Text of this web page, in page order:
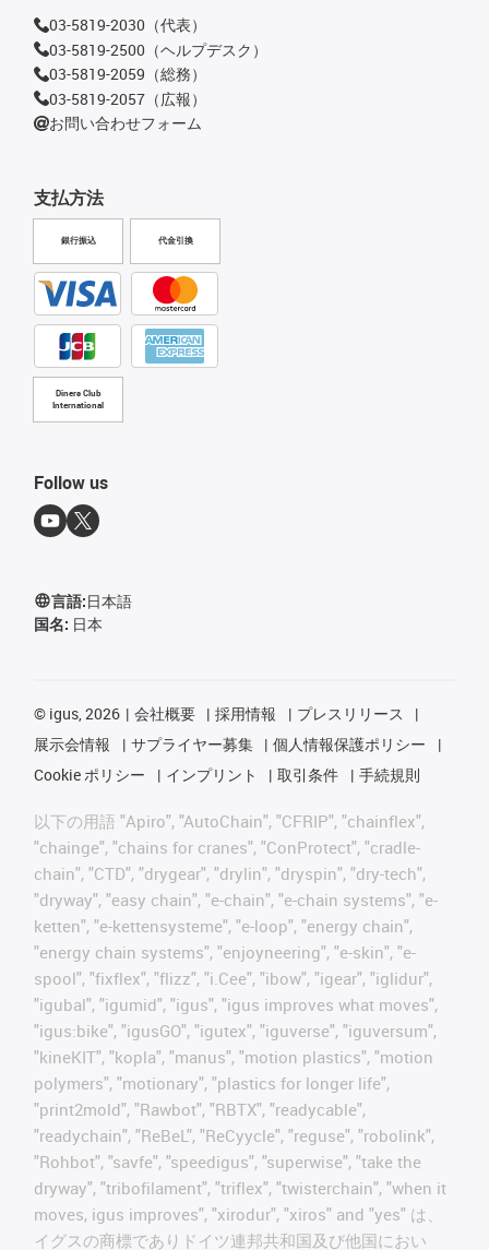
支払方法
銀行振込 代金引換
Diners Club
International
03-5819-2030（代表）
03-5819-2500（ヘルプデスク）
03-5819-2059（総務）
03-5819-2057（広報）
お問い合わせフォーム
Follow us
言語:日本語
国名: 日本
© igus, 2026 会社概要 採用情報
プレスリリース
展示会情報
サプライヤー募集
個人情報保護ポリシー
Cookie ポリシー
インプリント 取引条件 手続規則
以下の用語 "Apiro", "AutoChain", "CFRIP", "chainflex",
"chainge", "chains for cranes", "ConProtect", "cradle-
chain", "CTD", "drygear", "drylin", "dryspin", "dry-tech",
"dryway", "easy chain", "e-chain", "e-chain systems", "e-
ketten", "e-kettensysteme", "e-loop", "energy chain",
"energy chain systems", "enjoyneering", "e-skin", "e-
spool", "fixflex", "flizz", "i.Cee", "ibow", "igear", "iglidur",
"igubal", "igumid", "igus", "igus improves what moves",
"igus:bike", "igusGO", "igutex", "iguverse", "iguversum",
"kineKIT", "kopla", "manus", "motion plastics", "motion
polymers", "motionary", "plastics for longer life",
"print2mold", "Rawbot", "RBTX", "readycable",
"readychain", "ReBeL", "ReCyycle", "reguse", "robolink",
"Rohbot", "savfe", "speedigus", "superwise", "take the
dryway", "tribofilament", "triflex", "twisterchain", "when it
moves, igus improves", "xirodur", "xiros" and "yes" は、
イグスの商標でありドイツ連邦共和国及び他国におい